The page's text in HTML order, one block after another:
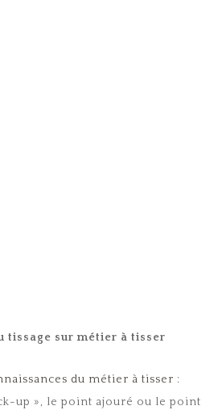
tissage sur métier à tisser
du métier à tisser :
up », le point ajouré ou le point